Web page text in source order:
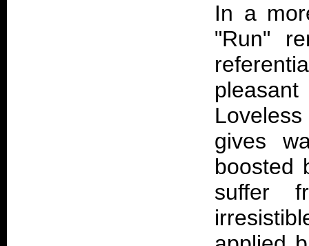
In a
"Run"
gives
boosted
suffer